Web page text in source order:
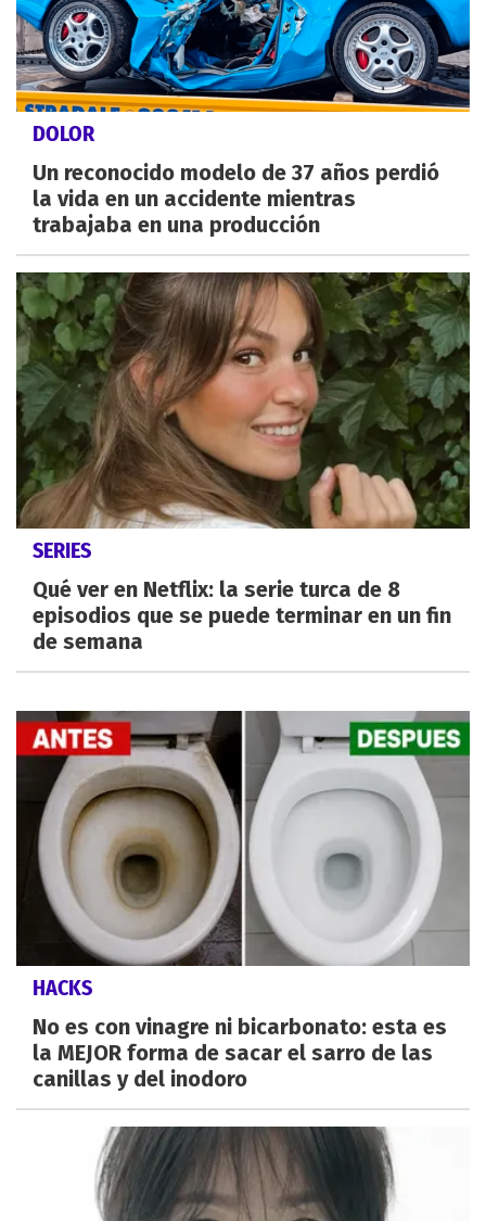
DOLOR
Un reconocido modelo de 37 años perdió
la vida en un accidente mientras
trabajaba en una producción
SERIES
Qué ver en Netflix: la serie turca de 8
episodios que se puede terminar en un fin
de semana
HACKS
No es con vinagre ni bicarbonato: esta es
la MEJOR forma de sacar el sarro de las
canillas y del inodoro